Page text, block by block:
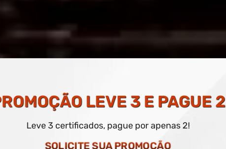
DE ÉTICA CRISTÃ
LEVE 3 E PAGUE 2
Leve 3 certificados, pague por apenas 2!
SOLICITE SUA PROMOÇÃO